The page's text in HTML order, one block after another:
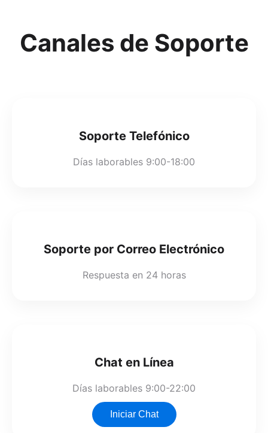
Canales de Soporte
Soporte Telefónico
Días laborables 9:00-18:00
Soporte por Correo Electrónico
Respuesta en 24 horas
Chat en Línea
Días laborables 9:00-22:00
Iniciar Chat